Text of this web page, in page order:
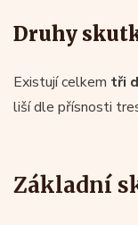
Druhy
Existují celkem tři
liší dle přísnosti
Základní